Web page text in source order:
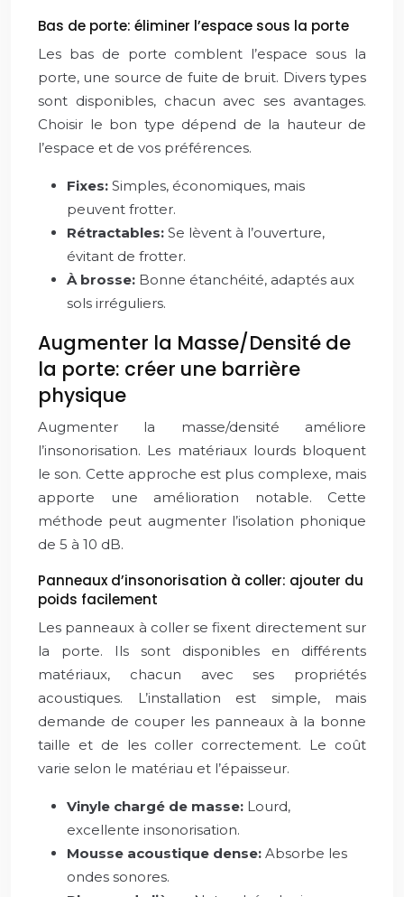
Bas de porte: éliminer l’espace sous la porte
Les bas de porte comblent l’espace sous la
porte, une source de fuite de bruit. Divers types
sont disponibles, chacun avec ses avantages.
Choisir le bon type dépend de la hauteur de
l’espace et de vos préférences.
Fixes: Simples, économiques, mais
peuvent frotter.
Rétractables: Se lèvent à l’ouverture,
évitant de frotter.
À brosse: Bonne étanchéité, adaptés aux
sols irréguliers.
Augmenter la Masse/Densité de
la porte: créer une barrière
physique
Augmenter la masse/densité améliore
l’insonorisation. Les matériaux lourds bloquent
le son. Cette approche est plus complexe, mais
apporte une amélioration notable. Cette
méthode peut augmenter l’isolation phonique
de 5 à 10 dB.
Panneaux d’insonorisation à coller: ajouter du
poids facilement
Les panneaux à coller se fixent directement sur
la porte. Ils sont disponibles en différents
matériaux, chacun avec ses propriétés
acoustiques. L’installation est simple, mais
demande de couper les panneaux à la bonne
taille et de les coller correctement. Le coût
varie selon le matériau et l’épaisseur.
Vinyle chargé de masse: Lourd,
excellente insonorisation.
Mousse acoustique dense: Absorbe les
ondes sonores.